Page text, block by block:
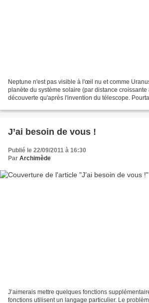
Neptune n'est pas visible à l'œil nu et comme
planète du système solaire (par distance croissante
découverte qu'après l'invention du télescope.
J’ai besoin de vous !
Publié le 22/09/2011 à 16:30
Par Archimède
J’aimerais mettre quelques fonctions
fonctions utilisent un langage particulier. Le